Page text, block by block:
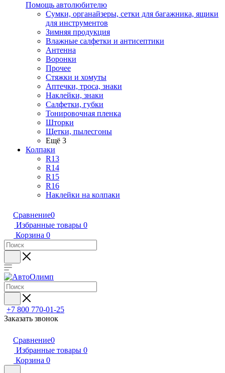
Помощь автолюбителю
Сумки, органайзеры, сетки для багажника, ящики
для инструментов
Зимняя продукция
Влажные салфетки и антисептики
Антенна
Воронки
Прочее
Стяжки и хомуты
Аптечки, троса, знаки
Наклейки, знаки
Салфетки, губки
Тонировочная пленка
Шторки
Щетки, пылесгоны
Ещё 3
Колпаки
R13
R14
R15
R16
Наклейки на колпаки
Сравнение0
Избранные товары 0
Корзина 0
+7 800 770-01-25
Заказать звонок
Сравнение0
Избранные товары 0
Корзина 0